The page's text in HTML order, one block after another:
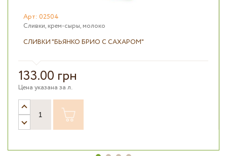
Арт: 02504
Сливки, крем-сыры, молоко
СЛИВКИ "БЬЯНКО БРИО С САХАРОМ"
133.00 грн
Цена указана за л.